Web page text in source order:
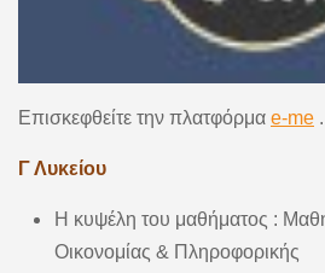
Επισκεφθείτε την πλατφόρμα e-me.
Γ Λυκείου
Η κυψέλη του μαθήματος :
Οικονομίας & Πληροφορικής